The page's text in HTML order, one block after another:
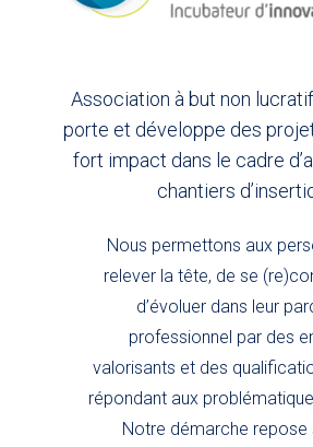
Association à but non
porte et développe des
fort impact dans le cadre
chantiers
Nous permettons aux
relever la tête, de se
d’évoluer dans leur
professionnel par des
valorisants et des
répondant aux
Notre démarche repose